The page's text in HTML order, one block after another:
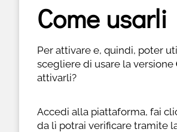
Come usarli
Per attivare e, quindi, poter
scegliere di usare la versione
attivarli?
Accedi alla piattaforma, fai
da lì potrai verificare tramite